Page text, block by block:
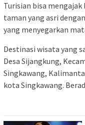
Turisian bisa
taman yang asri
yang menyegarkan
Destinasi wisata yang
Desa Sijangkung,
Singkawang,
kota Singkawang.